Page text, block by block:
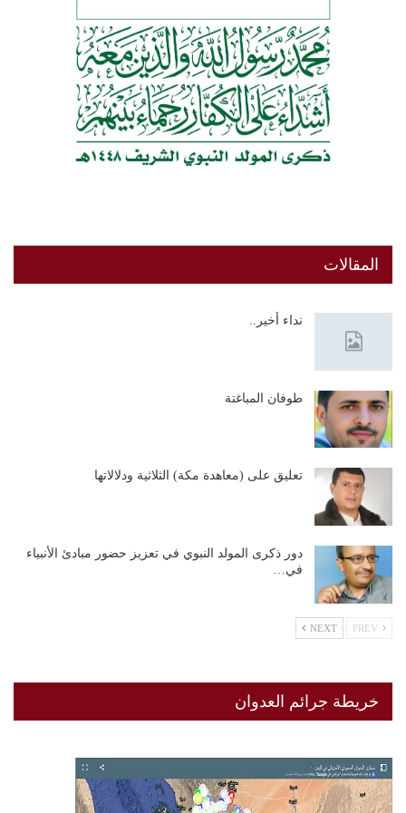
المقالات
نداء أخير..
طوفان المباغتة
تعليق على (معاهدة مكة) الثلاثية ودلالاتها
دور ذكرى المولد النبوي في تعزيز حضور مبادئ الأنبياء
في…
NEXT
خريطة جرائم العدوان